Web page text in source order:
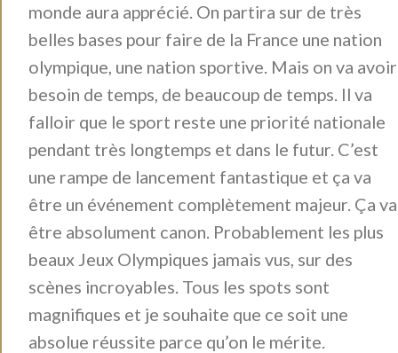
monde aura apprécié. On partira sur de très
belles bases pour faire de la France une nation
olympique, une nation sportive. Mais on va avoir
besoin de temps, de beaucoup de temps. Il va
falloir que le sport reste une priorité nationale
pendant très longtemps et dans le futur. C’est
une rampe de lancement fantastique et ça va
être un événement complètement majeur. Ça va
être absolument canon. Probablement les plus
beaux Jeux Olympiques jamais vus, sur des
scènes incroyables. Tous les spots sont
magnifiques et je souhaite que ce soit une
absolue réussite parce qu’on le mérite.